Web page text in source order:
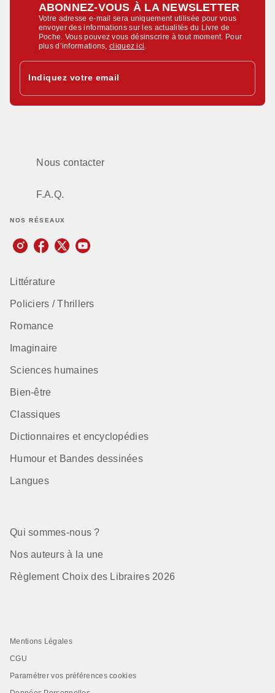
ABONNEZ-VOUS À LA NEWSLETTER
Votre adresse e-mail sera uniquement utilisée pour vous
envoyer des informations sur les actualités du Livre de
Poche. Vous pouvez vous désinscrire à tout moment. Pour
plus d’informations,cliquez ici
Indiquez votre email
Nous contacter
F.A.Q.
NOS RÉSEAUX
Littérature
Policiers / Thrillers
Romance
Imaginaire
Sciences humaines
Bien-être
Classiques
Dictionnaires et encyclopédies
Humour et Bandes dessinées
Langues
Qui sommes-nous ?
Nos auteurs à la une
Règlement Choix des Libraires 2026
Mentions Légales
CGU
Paramétrer vos préférences cookies